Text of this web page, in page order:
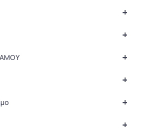
+
+
+
+
+
+